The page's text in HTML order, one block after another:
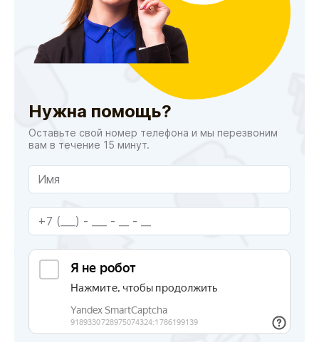
Нужна помощь?
Оставьте свой номер телефона и мы перезвоним
вам в течение 15 минут.